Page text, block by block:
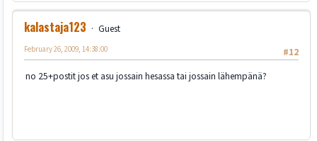
kalastaja123
Guest
#12
February 26, 2009, 14:38:00
no 25+postit jos et asu jossain hesassa tai jossain lähempänä?